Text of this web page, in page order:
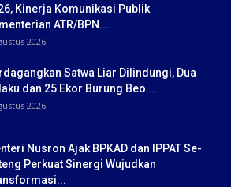
Kinerja Komunikasi Publik
ATR/BPN...
2026
Satwa Liar Dilindungi, Dua
dan 25 Ekor Burung Beo...
2026
Nusron Ajak BPKAD dan IPPAT Se-
Perkuat Sinergi Wujudkan